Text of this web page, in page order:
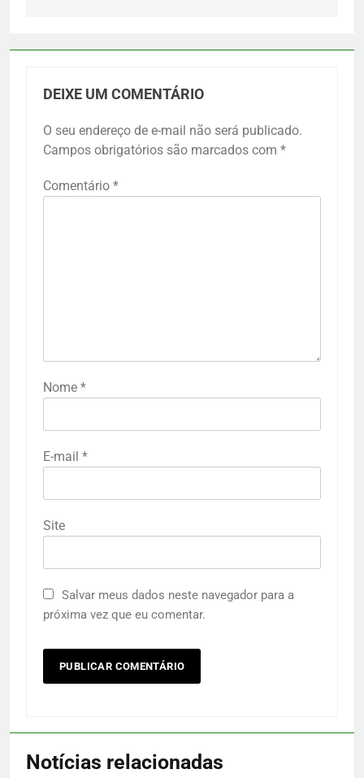
DEIXE UM COMENTÁRIO
O seu endereço de e-mail não será publicado.
Campos obrigatórios são marcados com *
Comentário *
Nome *
E-mail *
Site
Salvar meus dados neste navegador para a
próxima vez que eu comentar.
Notícias relacionadas